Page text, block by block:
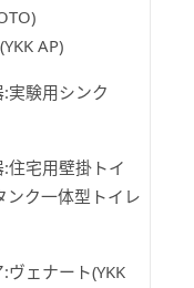
AP)
実験用シンク
住宅用壁掛トイ
ンク一体型トイレ
ヴェナート(YKK